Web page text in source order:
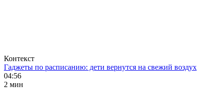
Контекст
Гаджеты по расписанию: дети вернутся на свежий воздух
04:56
2 мин